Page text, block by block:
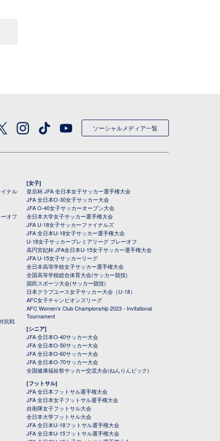
ソーシャルメディア一覧
ナル
オフ
抗戦
[女子]
皇后杯 JFA 全日本女子サッカー選手権大会
JFA 全日本O-30女子サッカー大会
JFA O-40女子サッカーオープン大会
全日本大学女子サッカー選手権大会
JFA U-18女子サッカーファイナルズ
JFA 全日本U-18女子サッカー選手権大会
U-18女子サッカープレミアリーグ プレーオフ
高円宮妃杯 JFA全日本U-15女子サッカー選手権大会
JFA U-15女子サッカーリーグ
全日本高等学校女子サッカー選手権大会
全国高等学校総合体育大会(サッカー競技)
国民スポーツ大会(サッカー競技)
日本クラブユース女子サッカー大会（U-18）
AFC女子チャンピオンズリーグ
AFC Women's Club Championship 2023 - Invitational
Tournament
[シニア]
JFA 全日本O-40サッカー大会
JFA 全日本O-50サッカー大会
JFA 全日本O-60サッカー大会
JFA 全日本O-70サッカー大会
全国健康福祉祭サッカー交流大会(ねんりんピック)
[フットサル]
JFA 全日本フットサル選手権大会
JFA 全日本女子フットサル選手権大会
自衛隊女子フットサル大会
全日本大学フットサル大会
JFA 全日本U-18フットサル選手権大会
JFA 全日本U-15フットサル選手権大会